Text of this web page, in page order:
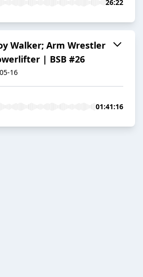
26:22
Walker; Arm Wrestler
| BSB #26
16
01:41:16